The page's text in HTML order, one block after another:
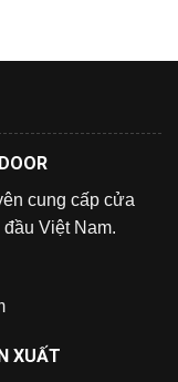
cung cấp cửa
Việt Nam.
XUẤT